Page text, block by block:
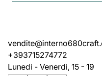
+393715274772
Lunedi - Venerdi, 15 - 19